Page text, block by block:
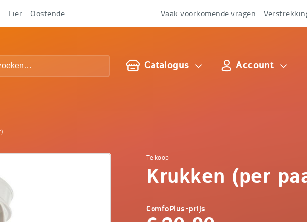
Comfoplus
-
Te koop
Krukken (per
ComfoPlus-prijs
Lier Oostende
Over
Vaak voorkomende vragen
Catalogus Account